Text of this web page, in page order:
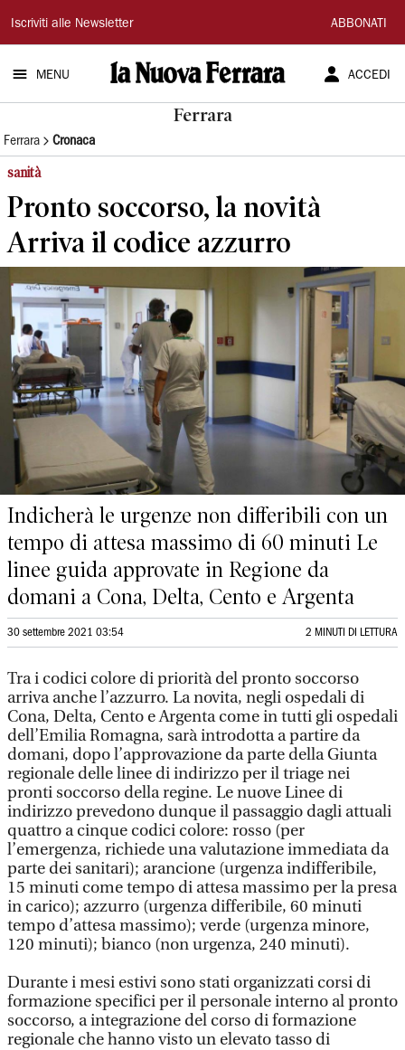
La
Nuova
Ferrara
Iscriviti alle Newsletter ABBONATI
MENU ACCEDI
Ferrara
Ferrara Cronaca
sanità
Pronto soccorso, la novità
Arriva il codice azzurro
Indicherà le urgenze non differibili con un
tempo di attesa massimo di 60 minuti Le
linee guida approvate in Regione da
domani a Cona, Delta, Cento e Argenta
30 settembre 2021 03:54 2 MINUTI DI LETTURA
Tra i codici colore di priorità del pronto soccorso
arriva anche l’azzurro. La novita, negli ospedali di
Cona, Delta, Cento e Argenta come in tutti gli ospedali
dell’Emilia Romagna, sarà introdotta a partire da
domani, dopo l’approvazione da parte della Giunta
regionale delle linee di indirizzo per il triage nei
pronti soccorso della regine. Le nuove Linee di
indirizzo prevedono dunque il passaggio dagli attuali
quattro a cinque codici colore: rosso (per
l’emergenza, richiede una valutazione immediata da
parte dei sanitari); arancione (urgenza indifferibile,
15 minuti come tempo di attesa massimo per la presa
in carico); azzurro (urgenza differibile, 60 minuti
tempo d’attesa massimo); verde (urgenza minore,
120 minuti); bianco (non urgenza, 240 minuti).
Durante i mesi estivi sono stati organizzati corsi di
formazione specifici per il personale interno al pronto
soccorso, a integrazione del corso di formazione
regionale che hanno visto un elevato tasso di